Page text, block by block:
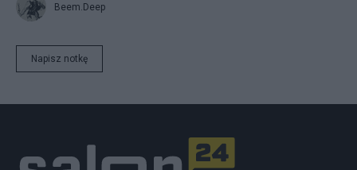
Beem.Deep
Napisz notkę